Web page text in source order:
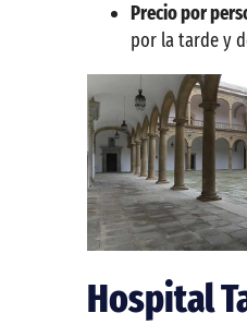
Precio por
por la tarde y
Hospital